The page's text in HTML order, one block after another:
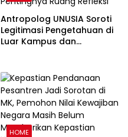
Antropolog UNUSIA Soroti
Legitimasi Pengetahuan di
Luar Kampus dan
HOME